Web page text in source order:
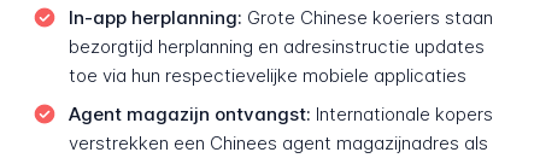
In-app herplanning: Grote Chinese koeriers staan
bezorgtijd herplanning en adresinstructie updates
toe via hun respectievelijke mobiele applicaties
Agent magazijn ontvangst: Internationale kopers
verstrekken een Chinees agent magazijnadres als